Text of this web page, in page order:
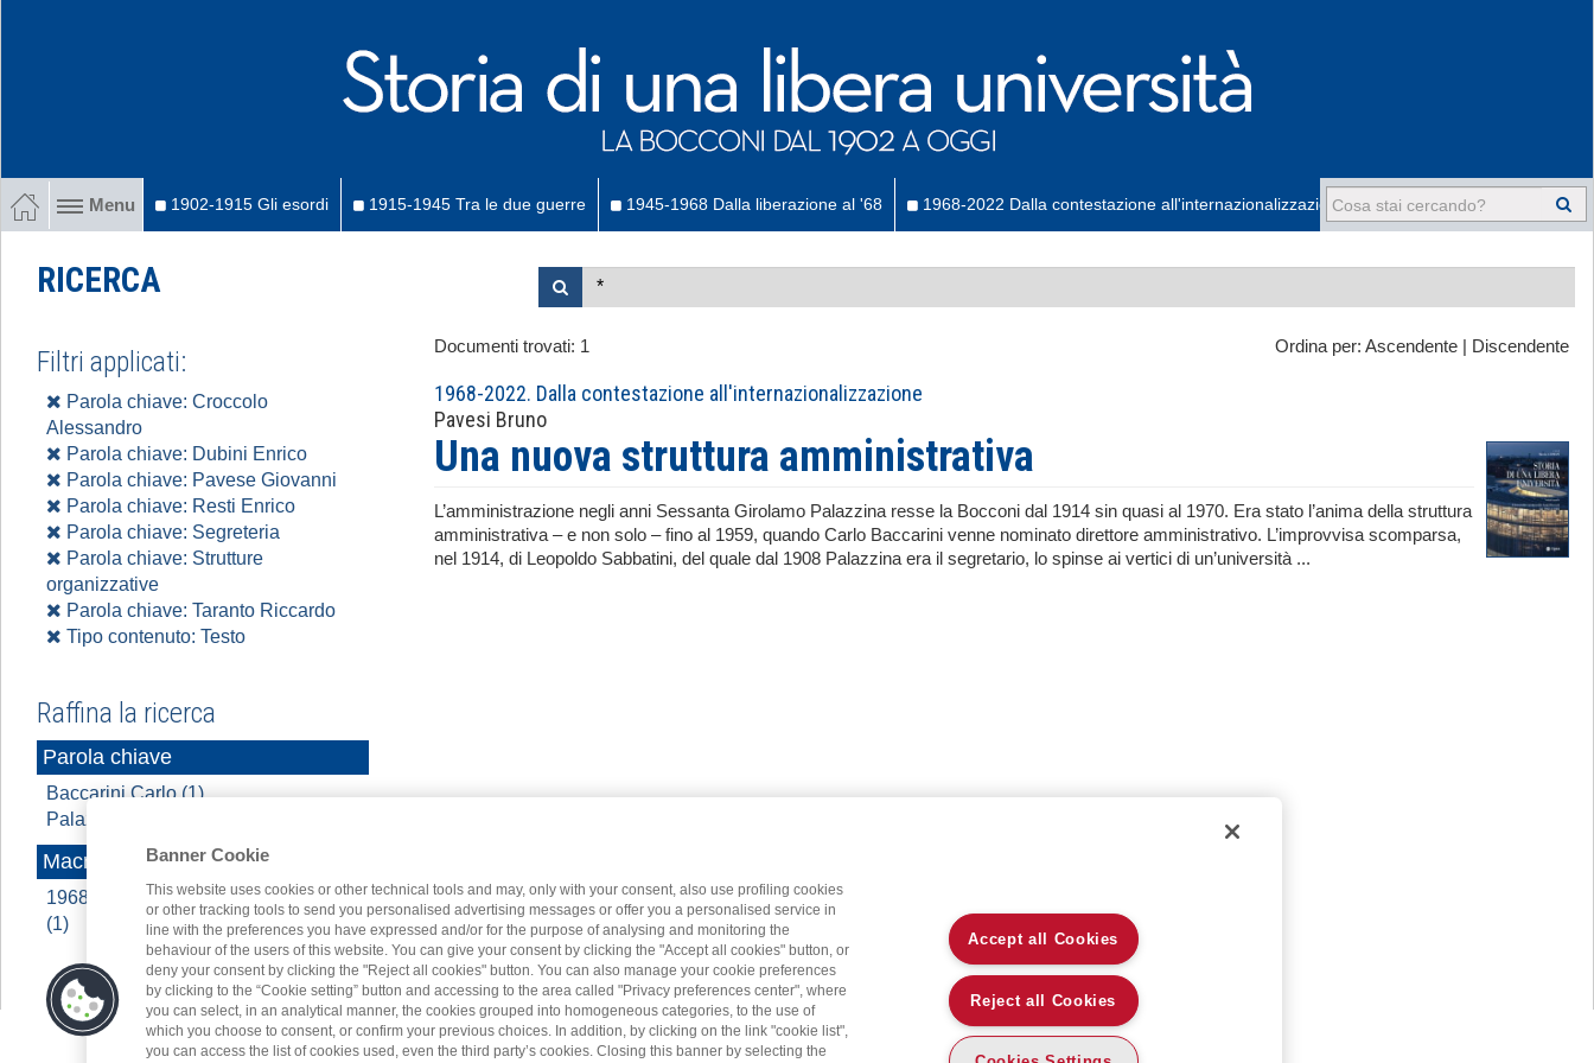
Menu 1902-1915 Gli esordi 1915-1945 Tra le due guerre 1945-1968 Dalla liberazione al '68 1968-2022 Dalla contestazione all'internazionalizzazione -
RICERCA
Ordina per: Ascendente Discendente
Documenti trovati: 1
1968-2022. Dalla contestazione all'internazionalizzazione
Pavesi Bruno
Una nuova struttura amministrativa
L’amministrazione negli anni Sessanta Girolamo Palazzina resse la Bocconi dal 1914 sin quasi al 1970. Era stato l’anima della struttura
amministrativa – e non solo – fino al 1959, quando Carlo Baccarini venne nominato direttore amministrativo. L’improvvisa scomparsa,
nel 1914, di Leopoldo Sabbatini, del quale dal 1908 Palazzina era il segretario, lo spinse ai vertici di un’università ...
Filtri applicati:
Parola chiave: Croccolo
Alessandro
Parola chiave: Dubini Enrico
Parola chiave: Pavese Giovanni
Parola chiave: Resti Enrico
Parola chiave: Segreteria
Parola chiave: Strutture
organizzative
Parola chiave: Taranto Riccardo
Tipo contenuto: Testo
Raffina la ricerca
Parola chiave
Baccarini Carlo (1)
Palazzina Girolamo (1)
Macroarea
1968 - 2022 A cavallo di due secoli
(1)
Banner Cookie
This website uses cookies or other technical tools and may, only with your consent, also use profiling cookies
or other tracking tools to send you personalised advertising messages or offer you a personalised service in
line with the preferences you have expressed and/or for the purpose of analysing and monitoring the
behaviour of the users of this website. You can give your consent by clicking the "Accept all cookies" button, or
deny your consent by clicking the "Reject all cookies" button. You can also manage your cookie preferences
by clicking to the “Cookie setting” button and accessing to the area called "Privacy preferences center", where
you can select, in an analytical manner, the cookies grouped into homogeneous categories, to the use of
which you choose to consent, or confirm your previous choices. In addition, by clicking on the link "cookie list",
you can access the list of cookies used, even the third party’s cookies. Closing this banner by selecting the
Accept all Cookies
Reject all Cookies